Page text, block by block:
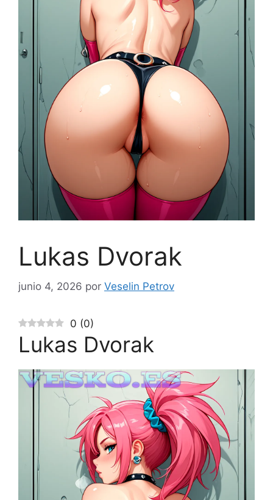
Lukas Dvorak
junio 4, 2026 por Veselin Petrov
0 (0)
Lukas Dvorak